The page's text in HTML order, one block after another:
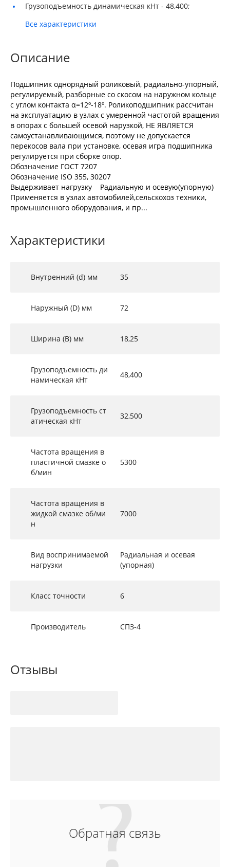
Грузоподъемность динамическая кНт - 48,400;
Все характеристики
Описание
Подшипник однорядный роликовый, радиально-упорный,
регулируемый, разборные со скосом на наружном кольце
с углом контакта α=12º-18º. Роликоподшипник рассчитан
на эксплуатацию в узлах с умеренной частотой вращения
в опорах с большей осевой нарузкой, НЕ ЯВЛЯЕТСЯ
самоустанавливающимся, поэтому не допускается
перекосов вала при установке, осевая игра подшипника
регулируется при сборке опор.
Обозначение ГОСТ 7207
Обозначение ISO 355, 30207
Выдерживает нагрузку Радиальную и осевую(упорную)
Применяется в узлах автомобилей,сельскохоз техники,
промышленного оборудования, и пр...
Характеристики
Внутренний (d) мм 35
Наружный (D) мм 72
Ширина (B) мм 18,25
Грузоподъемность ди
намическая кНт
48,400
Грузоподъемность ст
атическая кНт
32,500
Частота вращения в
пластичной смазке о
б/мин
5300
Частота вращения в
жидкой смазке об/ми
н
7000
Вид воспринимаемой
нагрузки
Радиальная и осевая
(упорная)
Класс точности 6
Производитель СПЗ-4
Отзывы
Обратная связь